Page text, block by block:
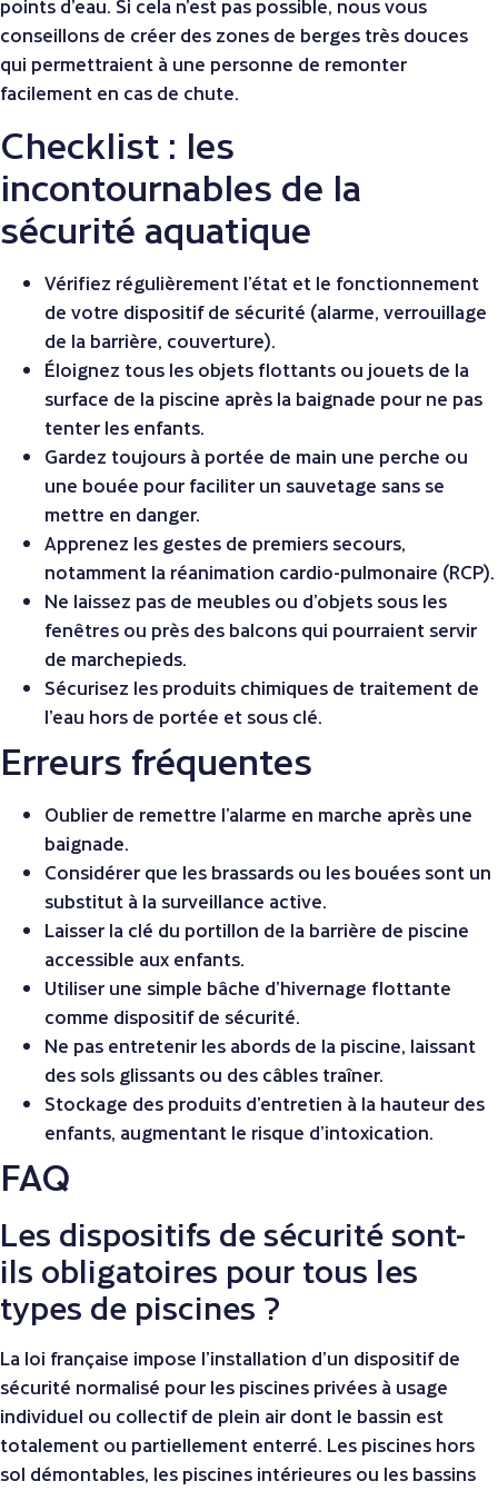
points d’eau. Si cela n’est pas possible, nous vous
conseillons de créer des zones de berges très douces
qui permettraient à une personne de remonter
facilement en cas de chute.
Checklist : les
incontournables de la
sécurité aquatique
Vérifiez régulièrement l’état et le fonctionnement
de votre dispositif de sécurité (alarme, verrouillage
de la barrière, couverture).
Éloignez tous les objets flottants ou jouets de la
surface de la piscine après la baignade pour ne pas
tenter les enfants.
Gardez toujours à portée de main une perche ou
une bouée pour faciliter un sauvetage sans se
mettre en danger.
Apprenez les gestes de premiers secours,
notamment la réanimation cardio-pulmonaire (RCP).
Ne laissez pas de meubles ou d’objets sous les
fenêtres ou près des balcons qui pourraient servir
de marchepieds.
Sécurisez les produits chimiques de traitement de
l’eau hors de portée et sous clé.
Erreurs fréquentes
Oublier de remettre l’alarme en marche après une
baignade.
Considérer que les brassards ou les bouées sont un
substitut à la surveillance active.
Laisser la clé du portillon de la barrière de piscine
accessible aux enfants.
Utiliser une simple bâche d’hivernage flottante
comme dispositif de sécurité.
Ne pas entretenir les abords de la piscine, laissant
des sols glissants ou des câbles traîner.
Stockage des produits d’entretien à la hauteur des
enfants, augmentant le risque d’intoxication.
FAQ
Les dispositifs de sécurité sont-
ils obligatoires pour tous les
types de piscines ?
La loi française impose l’installation d’un dispositif de
sécurité normalisé pour les piscines privées à usage
individuel ou collectif de plein air dont le bassin est
totalement ou partiellement enterré. Les piscines hors
sol démontables, les piscines intérieures ou les bassins